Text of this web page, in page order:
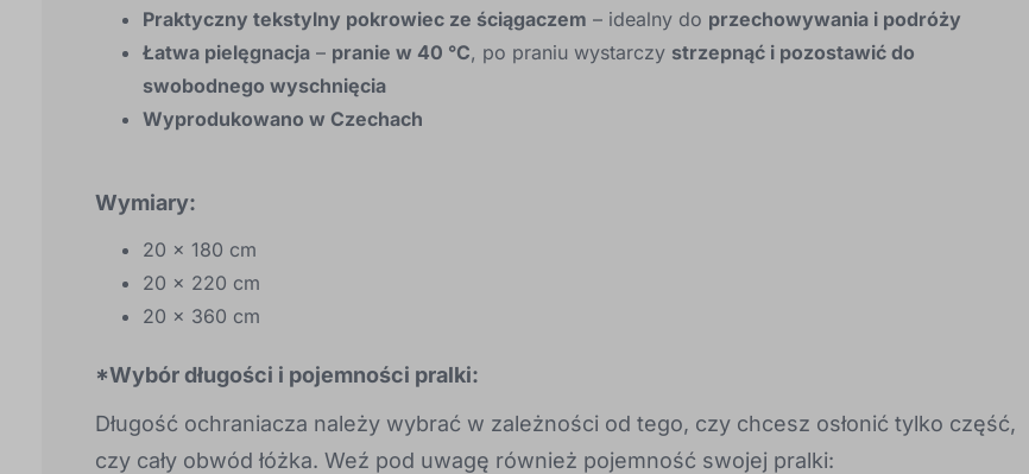
Praktyczny tekstylny pokrowiec ze ściągaczem – idealny do przechowywania i podróży
Łatwa pielęgnacja – pranie w 40 °C, po praniu wystarczy strzepnąć i pozostawić do
swobodnego wyschnięcia
Wyprodukowano w Czechach
Wymiary:
20 × 180 cm
20 × 220 cm
20 × 360 cm
*Wybór długości i pojemności pralki:
Długość ochraniacza należy wybrać w zależności od tego, czy chcesz osłonić tylko część,
czy cały obwód łóżka. Weź pod uwagę również pojemność swojej pralki: